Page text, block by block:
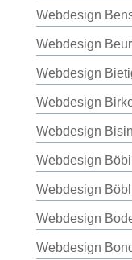
Webdesign
Webdesign
Webdesign
Webdesign
Webdesign
Webdesign
Webdesign
Webdesign
Webdesign